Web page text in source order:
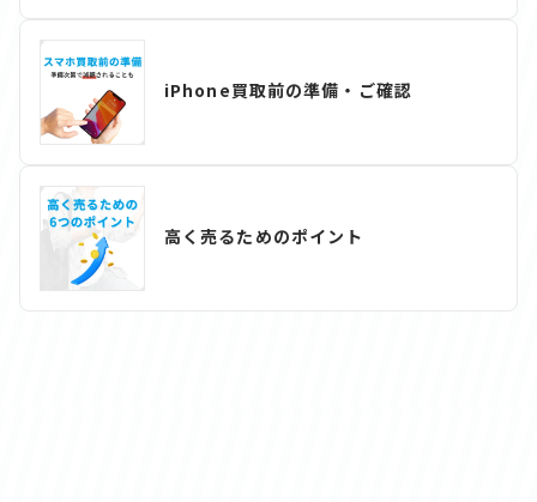
iPhone買取前の準備・ご確認
高く売るためのポイント